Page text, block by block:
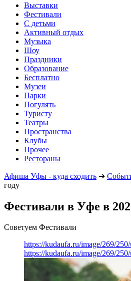
Выставки
Фестивали
С детьми
Активный отдых
Музыка
Шоу
Праздники
Образование
Бесплатно
Музеи
Парки
Погулять
Туристу
Театры
Пространства
Клубы
Прочее
Рестораны
Афиша Уфы - куда сходить ➔
году
Фестивали в Уфе в
Советуем Фестивали
https://kudaufa.ru/image/269/
https://kudaufa.ru/image/269/